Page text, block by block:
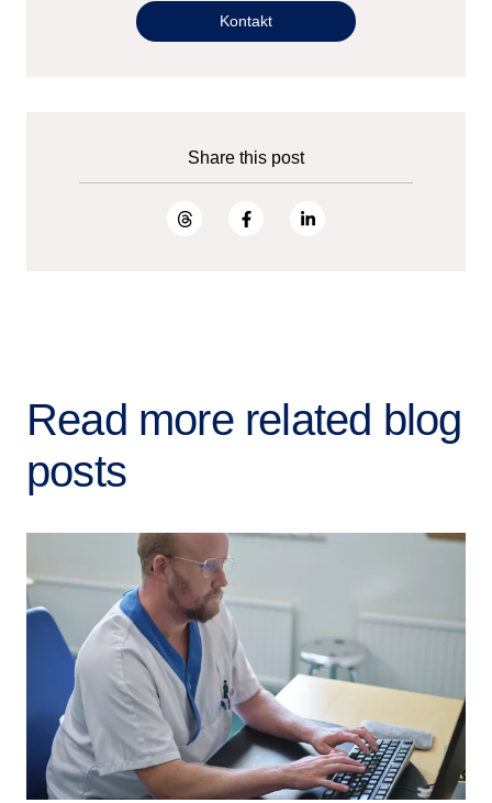
Kontakt
Share this post
Read more related blog
posts